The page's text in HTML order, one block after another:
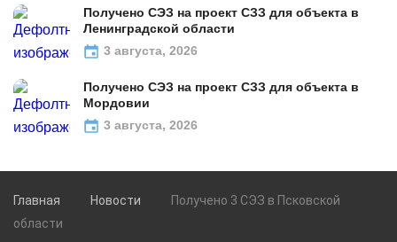
Получено СЭЗ на проект СЗЗ для объекта в
Ленинградской области
3 августа, 2026
Получено СЭЗ на проект СЗЗ для объекта в
Мордовии
3 августа, 2026
Главная Новости
Получено 3 СЭЗ в Псковской
области